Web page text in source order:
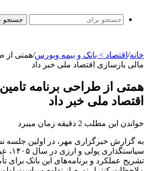
جستجو
خانه/ اقتصاد > بانک و بیمه وبورس/همتی از
مالی بازسازی اقتصاد ملی خبر داد
همتی از طراحی برنامه
اقتصاد ملی خبر داد
خواندن این مطلب 2 دقیقه زمان میبرد
به گزارش خبرگزاری مهر، در اولین جلسه
تشریح عملکرد و برنامه‌های این بانک برای